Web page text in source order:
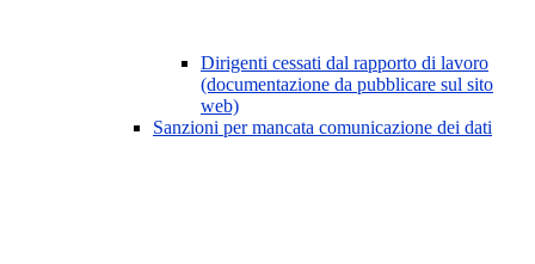
Dirigenti cessati dal rapporto di lavoro
(documentazione da pubblicare sul sito
web)
Sanzioni per mancata comunicazione dei dati